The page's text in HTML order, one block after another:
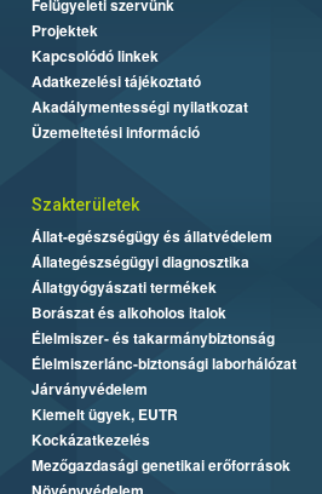
Felügyeleti szervünk
Projektek
Kapcsolódó linkek
Adatkezelési tájékoztató
Akadálymentességi nyilatkozat
Üzemeltetési információ
Szakterületek
Állat-egészségügy és állatvédelem
Állategészségügyi diagnosztika
Állatgyógyászati termékek
Borászat és alkoholos italok
Élelmiszer- és takarmánybiztonság
Élelmiszerlánc-biztonsági laborhálózat
Járványvédelem
Kiemelt ügyek, EUTR
Kockázatkezelés
Mezőgazdasági genetikai erőforrások